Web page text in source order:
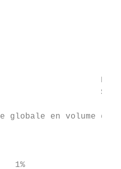
globale en volume de
1%